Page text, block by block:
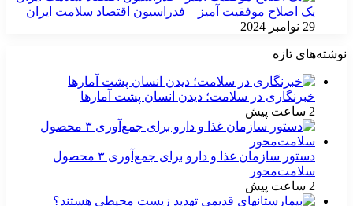
یک اصلاح موفقیت آمیز – فدراسیون اقتصاد سلامت ایران
29 نوامبر 2024
نوشته‌های تازه
خبرنگاری در سلامت؛ دیدن انسان پشت آمارها
2 ساعت پیش
دستور سازمان غذا و دارو برای جمع‌آوری ۳ محصول
سلامت‌محور
2 ساعت پیش